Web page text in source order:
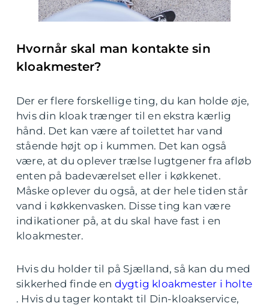
Hvornår skal man kontakte sin
kloakmester?
Der er flere forskellige ting, du kan holde øje,
hvis din kloak trænger til en ekstra kærlig
hånd. Det kan være af toilettet har vand
stående højt op i kummen. Det kan også
være, at du oplever trælse lugtgener fra afløb
enten på badeværelset eller i køkkenet.
Måske oplever du også, at der hele tiden står
vand i køkkenvasken. Disse ting kan være
indikationer på, at du skal have fast i en
kloakmester.
Hvis du holder til på Sjælland, så kan du med
sikkerhed finde en dygtig kloakmester i holte
. Hvis du tager kontakt til Din-kloakservice,